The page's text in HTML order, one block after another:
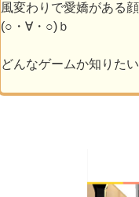
風変わりで愛嬌がある
(○・∀・○)ｂ
どんなゲームか知りた